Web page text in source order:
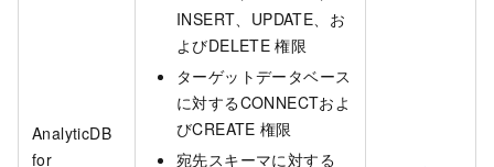
AnalyticDB
for
INSERT、UPDATE、お
よびDELETE 権限
ターゲットデータベース
に対するCONNECTおよ
びCREATE 権限
宛先スキーマに対する